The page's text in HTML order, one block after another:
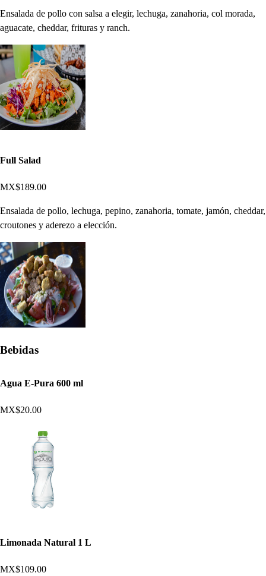
Ensalada de pollo con salsa a elegir, lechuga, zanahoria, col morada,
aguacate, cheddar, frituras y ranch.
Full Salad
MX$189.00
Ensalada de pollo, lechuga, pepino, zanahoria, tomate, jamón, cheddar,
croutones y aderezo a elección.
Bebidas
Agua E-Pura 600 ml
MX$20.00
Limonada Natural 1 L
MX$109.00